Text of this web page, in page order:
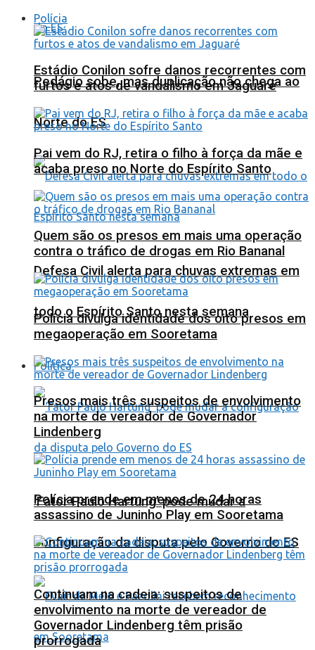
Pedágio sobe, mas duplicação não chega ao
Norte do ES
Defesa Civil alerta para chuvas extremas em
todo o Espírito Santo nesta semana
Política
‘Fator Paulo Hartung’ pode mudar a
configuração da disputa pelo Governo do ES
Polícia
Estádio Conilon sofre danos recorrentes com
furtos e atos de vandalismo em Jaguaré
Pai vem do RJ, retira o filho à força da mãe e
acaba preso no Norte do Espírito Santo
Quem são os presos em mais uma operação
contra o tráfico de drogas em Rio Bananal
Polícia divulga identidade dos oito presos em
megaoperação em Sooretama
Presos mais três suspeitos de envolvimento
na morte de vereador de Governador
Lindenberg
Polícia prende em menos de 24 horas
assassino de Juninho Play em Sooretama
Continuam na cadeia: suspeitos de
envolvimento na morte de vereador de
Governador Lindenberg têm prisão
prorrogada